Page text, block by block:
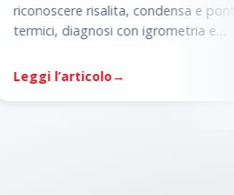
riconoscere risalita, condensa e ponti
termici, diagnosi con igrometria e
causa.
Leggi l’articolo→